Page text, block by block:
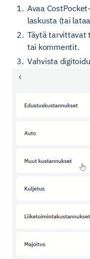
Avaa
laskusta (tai
Täytä tarvittavat
tai kommentit.
Vahvista